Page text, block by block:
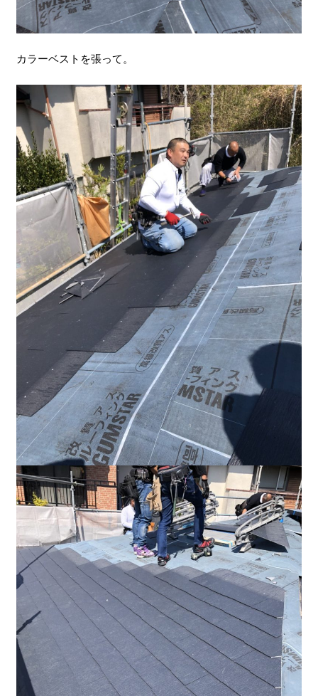
カラーベストを張って。